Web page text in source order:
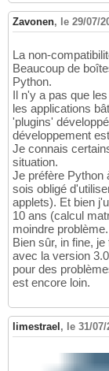
Zavonen, le 29/07/
La non-
Beaucoup de
Python.
Il n'y a pas que
les applications
'plugins'
développement
Je connais
situation.
Je préfère Python
sois obligé
applets). Et bien
10 ans (calcul
moindre problème.
Bien sûr, in fine,
avec la version
pour des
est encore loin.
limestrael , le 31/